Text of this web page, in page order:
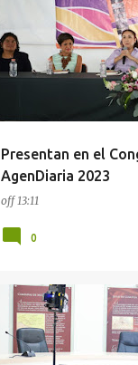
Presentan en el
AgenDiaria 2023
off 13:11
0
EVELYN SALGADO